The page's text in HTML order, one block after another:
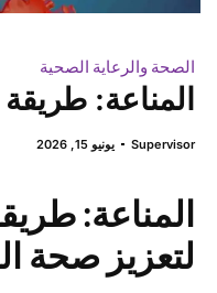
الصحة والرعاية الصحية
المناعة:
Supervisor يونيو 15, 2026
المناعة:
لتعزيز صحة